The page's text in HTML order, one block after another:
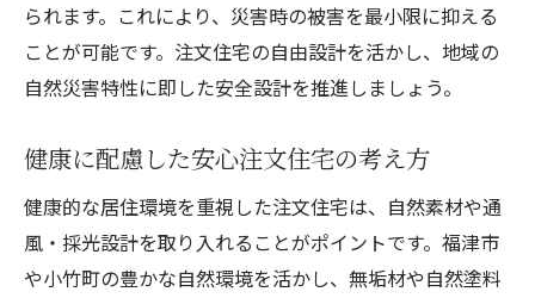
られます。これにより、災害時の被害を最小限に抑える
ことが可能です。注文住宅の自由設計を活かし、地域の
自然災害特性に即した安全設計を推進しましょう。
健康に配慮した安心注文住宅の考え方
健康的な居住環境を重視した注文住宅は、自然素材や通
風・採光設計を取り入れることがポイントです。福津市
や小竹町の豊かな自然環境を活かし、無垢材や自然塗料